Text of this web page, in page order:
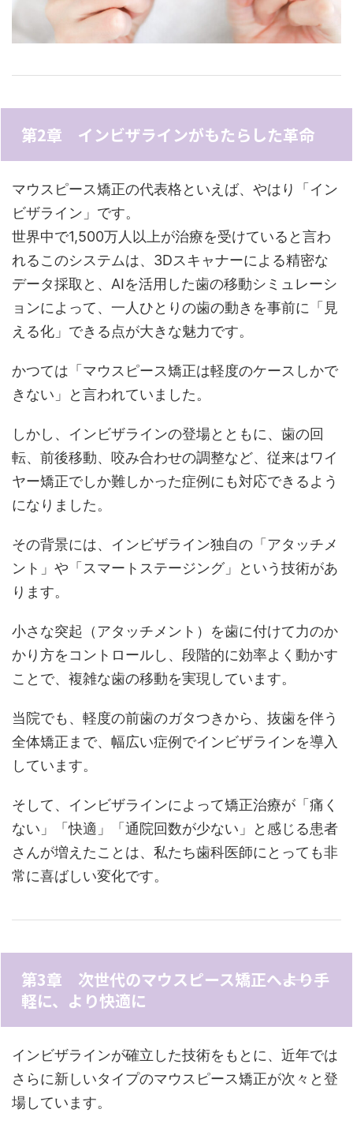
第2章 インビザラインがもたらした革命
マウスピース矯正の代表格といえば、やはり「イン
ビザライン」です。
世界中で1,500万人以上が治療を受けていると言わ
れるこのシステムは、3Dスキャナーによる精密な
データ採取と、AIを活用した歯の移動シミュレーシ
ョンによって、一人ひとりの歯の動きを事前に「見
える化」できる点が大きな魅力です。
かつては「マウスピース矯正は軽度のケースしかで
きない」と言われていました。
しかし、インビザラインの登場とともに、歯の回
転、前後移動、咬み合わせの調整など、従来はワイ
ヤー矯正でしか難しかった症例にも対応できるよう
になりました。
その背景には、インビザライン独自の「アタッチメ
ント」や「スマートステージング」という技術があ
ります。
小さな突起（アタッチメント）を歯に付けて力のか
かり方をコントロールし、段階的に効率よく動かす
ことで、複雑な歯の移動を実現しています。
当院でも、軽度の前歯のガタつきから、抜歯を伴う
全体矯正まで、幅広い症例でインビザラインを導入
しています。
そして、インビザラインによって矯正治療が「痛く
ない」「快適」「通院回数が少ない」と感じる患者
さんが増えたことは、私たち歯科医師にとっても非
常に喜ばしい変化です。
第3章 次世代のマウスピース矯正へ――より手
軽に、より快適に
インビザラインが確立した技術をもとに、近年では
さらに新しいタイプのマウスピース矯正が次々と登
場しています。